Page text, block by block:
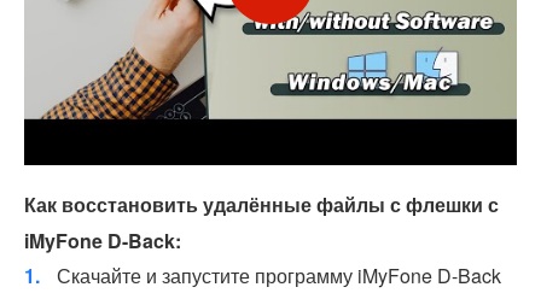
Как восстановить удалённые файлы с флешки с
iMyFone D-Back:
1.
Скачайте и запустите программу iMyFone D-Back